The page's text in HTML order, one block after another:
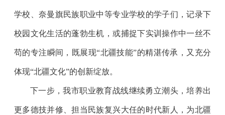
学校、奈曼旗民族职业中等专业学校的学子们，记录下
校园文化生活的蓬勃生机，或捕捉下实训操作中一丝不
苟的专注瞬间，既展现“北疆技能”的精湛传承，又充分
体现“北疆文化”的创新绽放。
下一步，我市职业教育战线继续勇立潮头，培养出
更多德技并修、担当民族复兴大任的时代新人，为北疆